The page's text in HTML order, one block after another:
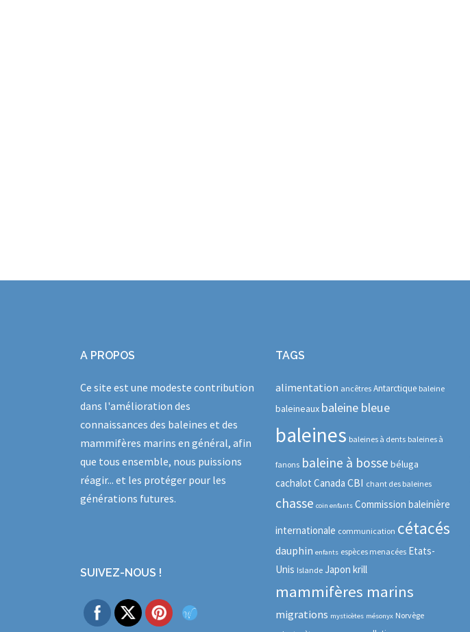
A PROPOS
Ce site est une modeste contribution
dans l'amélioration des
connaissances des baleines et des
mammifères marins en général, afin
que tous ensemble, nous puissions
réagir... et les protéger pour les
générations futures.
SUIVEZ-NOUS !
TAGS
alimentation ancêtres Antarctique baleine
baleineaux baleine bleue
baleines baleines à dents baleines à
fanons baleine à bosse béluga
cachalot Canada CBI chant des baleines
chasse coin enfants Commission baleinière
internationale communication cétacés
dauphin enfants espèces menacées Etats-
Unis Islande Japon krill
mammifères marins
migrations mysticètes mésonyx Norvège